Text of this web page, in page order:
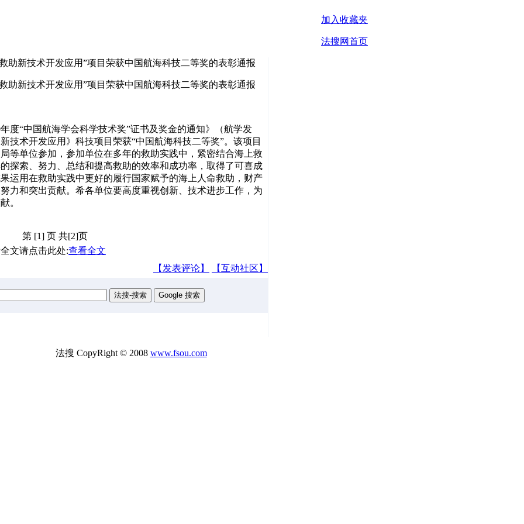
加入收藏夹
法搜网首页
助新技术开发应用”项目荣获中国航海科技二等奖的表彰通报
助新技术开发应用”项目荣获中国航海科技二等奖的表彰通报
“中国航海学会科学技术奖”证书及奖金的通知》（航学发
技术开发应用》科技项目荣获“中国航海科技二等奖”。该项目
等单位参加，参加单位在多年的救助实践中，紧密结合海上救
探索、努力、总结和提高救助的效率和成功率，取得了可喜成
运用在救助实践中更好的履行国家赋予的海上人命救助，财产
力和突出贡献。希各单位要高度重视创新、技术进步工作，为
。
第 [1] 页 共[2]页
文请点击此处:查看全文
【发表评论】
【互动社区】
法搜 CopyRight © 2008 www.fsou.com